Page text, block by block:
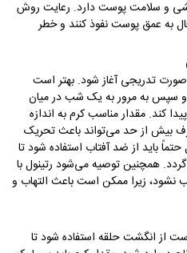
و سلامت پوست دارد. رعایت روش
به عمق پوست نفوذ کنند و خطر
تدریجی آغاز شود. بهتر است
و سپس به مرور به یک شب در میان
کند. مقدار مناسب کرم به اندازه
بیش از حد می‌تواند باعث تحریک
باید از ضد آفتاب استفاده شود تا
همچنین توصیه می‌شود رتینول با
زیرا ممکن است باعث التهاب و
از انگشت حلقه استفاده شود تا